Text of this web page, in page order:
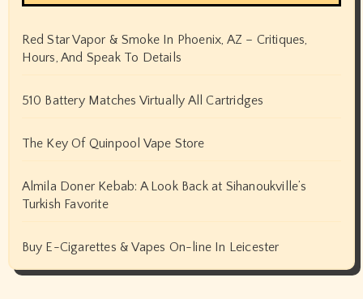
Red Star Vapor & Smoke In Phoenix, AZ – Critiques,
Hours, And Speak To Details
510 Battery Matches Virtually All Cartridges
The Key Of Quinpool Vape Store
Almila Doner Kebab: A Look Back at Sihanoukville’s
Turkish Favorite
Buy E-Cigarettes & Vapes On-line In Leicester